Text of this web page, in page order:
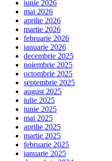
iunie 2026
mai 2026
aprilie 2026
martie 2026
februarie 2026
ianuarie 2026
decembrie 2025
noiembrie 2025
octombrie 2025
septembrie 2025
august 2025
iulie 2025
iunie 2025
mai 2025
aprilie 2025
martie 2025
februarie 2025
ianuarie 2025